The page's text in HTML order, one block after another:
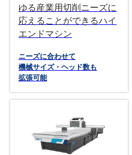
ゆる産業用切削ニーズに
応えることができるハイ
エンドマシン
ニーズに合わせて
機械サイズ・ヘッド数も
拡張可能